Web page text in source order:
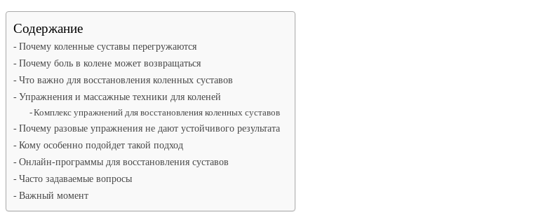
Содержание
Почему коленные суставы перегружаются
Почему боль в колене может возвращаться
Что важно для восстановления коленных суставов
Упражнения и массажные техники для коленей
Комплекс упражнений для восстановления коленных суставов
Почему разовые упражнения не дают устойчивого результата
Кому особенно подойдет такой подход
Онлайн-программы для восстановления суставов
Часто задаваемые вопросы
Важный момент